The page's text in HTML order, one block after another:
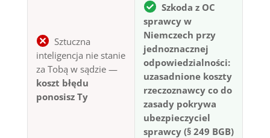
Sztuczna
inteligencja nie stanie
za Tobą w sądzie —
koszt błędu
ponosisz Ty
Szkoda z OC
sprawcy w
Niemczech przy
jednoznacznej
odpowiedzialności:
uzasadnione koszty
rzeczoznawcy co do
zasady pokrywa
ubezpieczyciel
sprawcy (§ 249 BGB)